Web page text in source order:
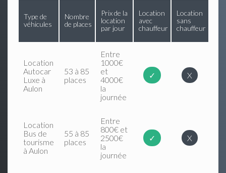
Type de
véhicules
Nombre
de places
Prix de la
location
par jour
Location
avec
chauffeur
Location
sans
chauffeur
Location
Autocar
Luxe à
Aulon
53 à 85
places
Entre
1000€
et
4000€
la
journée
✓ X
Location
Bus de
tourisme
à Aulon
55 à 85
places
Entre
800€ et
2500€
la
journée
✓ X